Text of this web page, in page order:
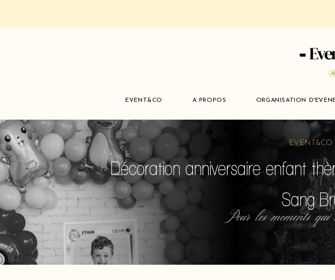
EVENT&CO A PROPOS ORGANISATION
Décoration anniversaire enfant
Sang
Pour les moments